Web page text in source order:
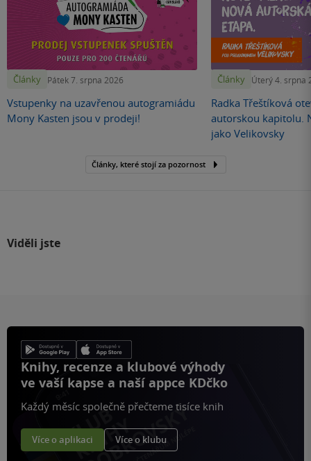
Články Pátek 7. srpna 2026
Vstupenky na uzavřenou autogramiádu
Mony Kasten jsou v prodeji!
Články Úterý 4. srpna
Radka Třeštíková
autorskou kapitolu.
jako Velikovsky
Články, které stojí za pozornost
Viděli jste
Knihy, recenze a klubové výhody
ve vaší kapse a naší appce KDčko
Každý měsíc společně přečteme tisíce knih
Více o aplikaci Více o klubu